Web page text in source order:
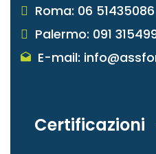
Roma: 06 51435086
Palermo: 091
E-mail:
Certificazioni